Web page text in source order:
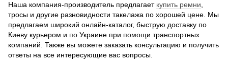
Наша компания-производитель предлагает купить ремни
тросы и другие разновидности такелажа по хорошей цене. Мы
предлагаем широкий онлайн-каталог, быструю доставку по
Киеву курьером и по Украине при помощи транспортных
компаний. Также вы можете заказать консультацию и получить
ответы на все интересующие вас вопросы.